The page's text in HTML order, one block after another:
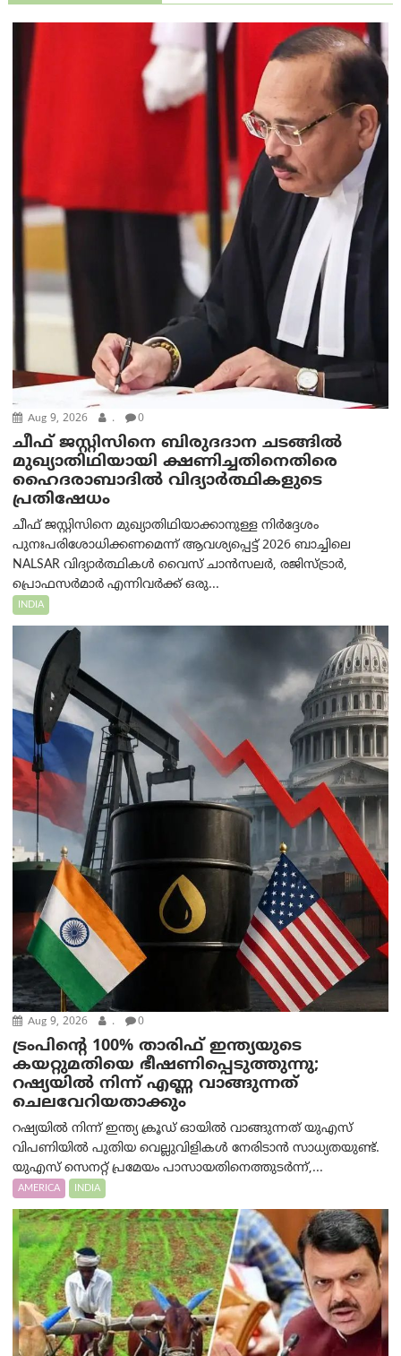
Aug 9, 2026 . 0
ചീഫ് ജസ്റ്റിസിനെ ബിരുദദാന ചടങ്ങില്‍
മുഖ്യാതിഥിയായി ക്ഷണിച്ചതിനെതിരെ
ഹൈദരാബാദില്‍ വിദ്യാർത്ഥികളുടെ
പ്രതിഷേധം
ചീഫ് ജസ്റ്റിസിനെ മുഖ്യാതിഥിയാക്കാനുള്ള നിർദ്ദേശം
പുനഃപരിശോധിക്കണമെന്ന് ആവശ്യപ്പെട്ട് 2026 ബാച്ചിലെ
NALSAR വിദ്യാർത്ഥികൾ വൈസ് ചാൻസലർ, രജിസ്ട്രാർ,
പ്രൊഫസർമാർ എന്നിവർക്ക് ഒരു...
INDIA
Aug 9, 2026 . 0
ട്രം‌പിന്റെ 100% താരിഫ് ഇന്ത്യയുടെ
കയറ്റുമതിയെ ഭീഷണിപ്പെടുത്തുന്നു;
റഷ്യയിൽ നിന്ന് എണ്ണ വാങ്ങുന്നത്
ചെലവേറിയതാക്കും
റഷ്യയിൽ നിന്ന് ഇന്ത്യ ക്രൂഡ് ഓയിൽ വാങ്ങുന്നത് യുഎസ്
വിപണിയിൽ പുതിയ വെല്ലുവിളികൾ നേരിടാൻ സാധ്യതയുണ്ട്.
യുഎസ് സെനറ്റ് പ്രമേയം പാസായതിനെത്തുടർന്ന്,...
AMERICA INDIA